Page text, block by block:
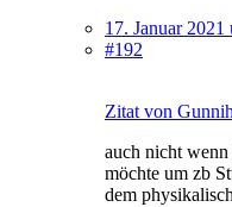
17. Januar 2021
#192
Zitat von
auch nicht
möchte um zb
dem